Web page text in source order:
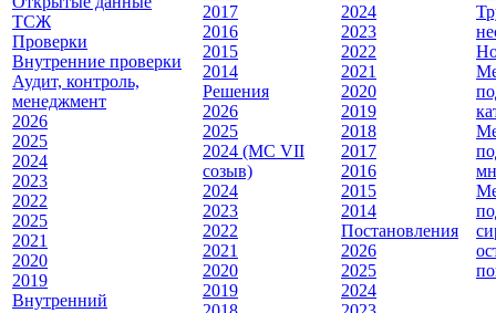
ТСЖ
Проверки
Внутренние проверки
Аудит, контроль,
менеджмент
2026
2025
2024
2023
2022
2025
2021
2020
2019
Внутренний
2017
2016
2015
2014
Решения
2026
2025
2024 (МС VII
созыв)
2024
2023
2022
2021
2020
2019
2024
2023
2022
2021
2020
2019
2018
2017
2016
2015
2014
Постановления
2026
2025
2024